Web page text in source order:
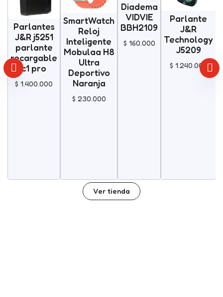
Parlantes
J&R j5251
parlante
recargable
c1 pro
$ 1.400.000
SmartWatch
Reloj
Inteligente
Mobulaa H8
Ultra
Deportivo
Naranja
$ 230.000
Diadema
VIDVIE
BBH2109
$ 160.000
Parlante
J&R
Technology
J5209
$ 1.240.000
Ver tienda